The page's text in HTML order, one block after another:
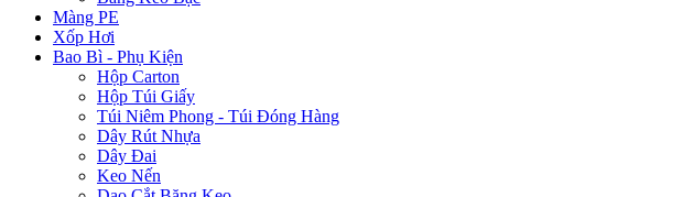
Màng PE
Xốp Hơi
Bao Bì - Phụ Kiện
Hộp Carton
Hộp Túi Giấy
Túi Niêm Phong - Túi Đóng Hàng
Dây Rút Nhựa
Dây Đai
Keo Nến